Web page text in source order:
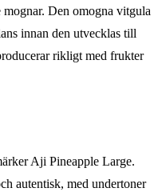
mognar. Den omogna vitgula
innan den utvecklas till
rikligt med frukter
Aji Pineapple Large.
autentisk, med undertoner